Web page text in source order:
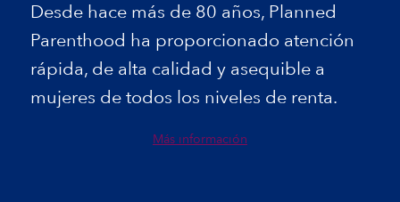
Desde hace más de 80 años, Planned
Parenthood ha proporcionado atención
rápida, de alta calidad y asequible a
mujeres de todos los niveles de renta.
Más información